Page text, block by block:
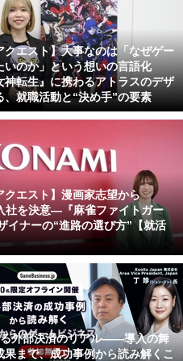
クエスト】大事なのは「なぜゲー
いのか」という想いの言語化
転生』に携わるアトラスのデザ
、就職活動と“決め手”の要素
クエスト】漫画家志望から
社を決意―『麻雀ファイトガー
イナーの“進路の選び方”【就活
外部決済のリアル――導入の舞
果まで、成功事例から読み解くこ